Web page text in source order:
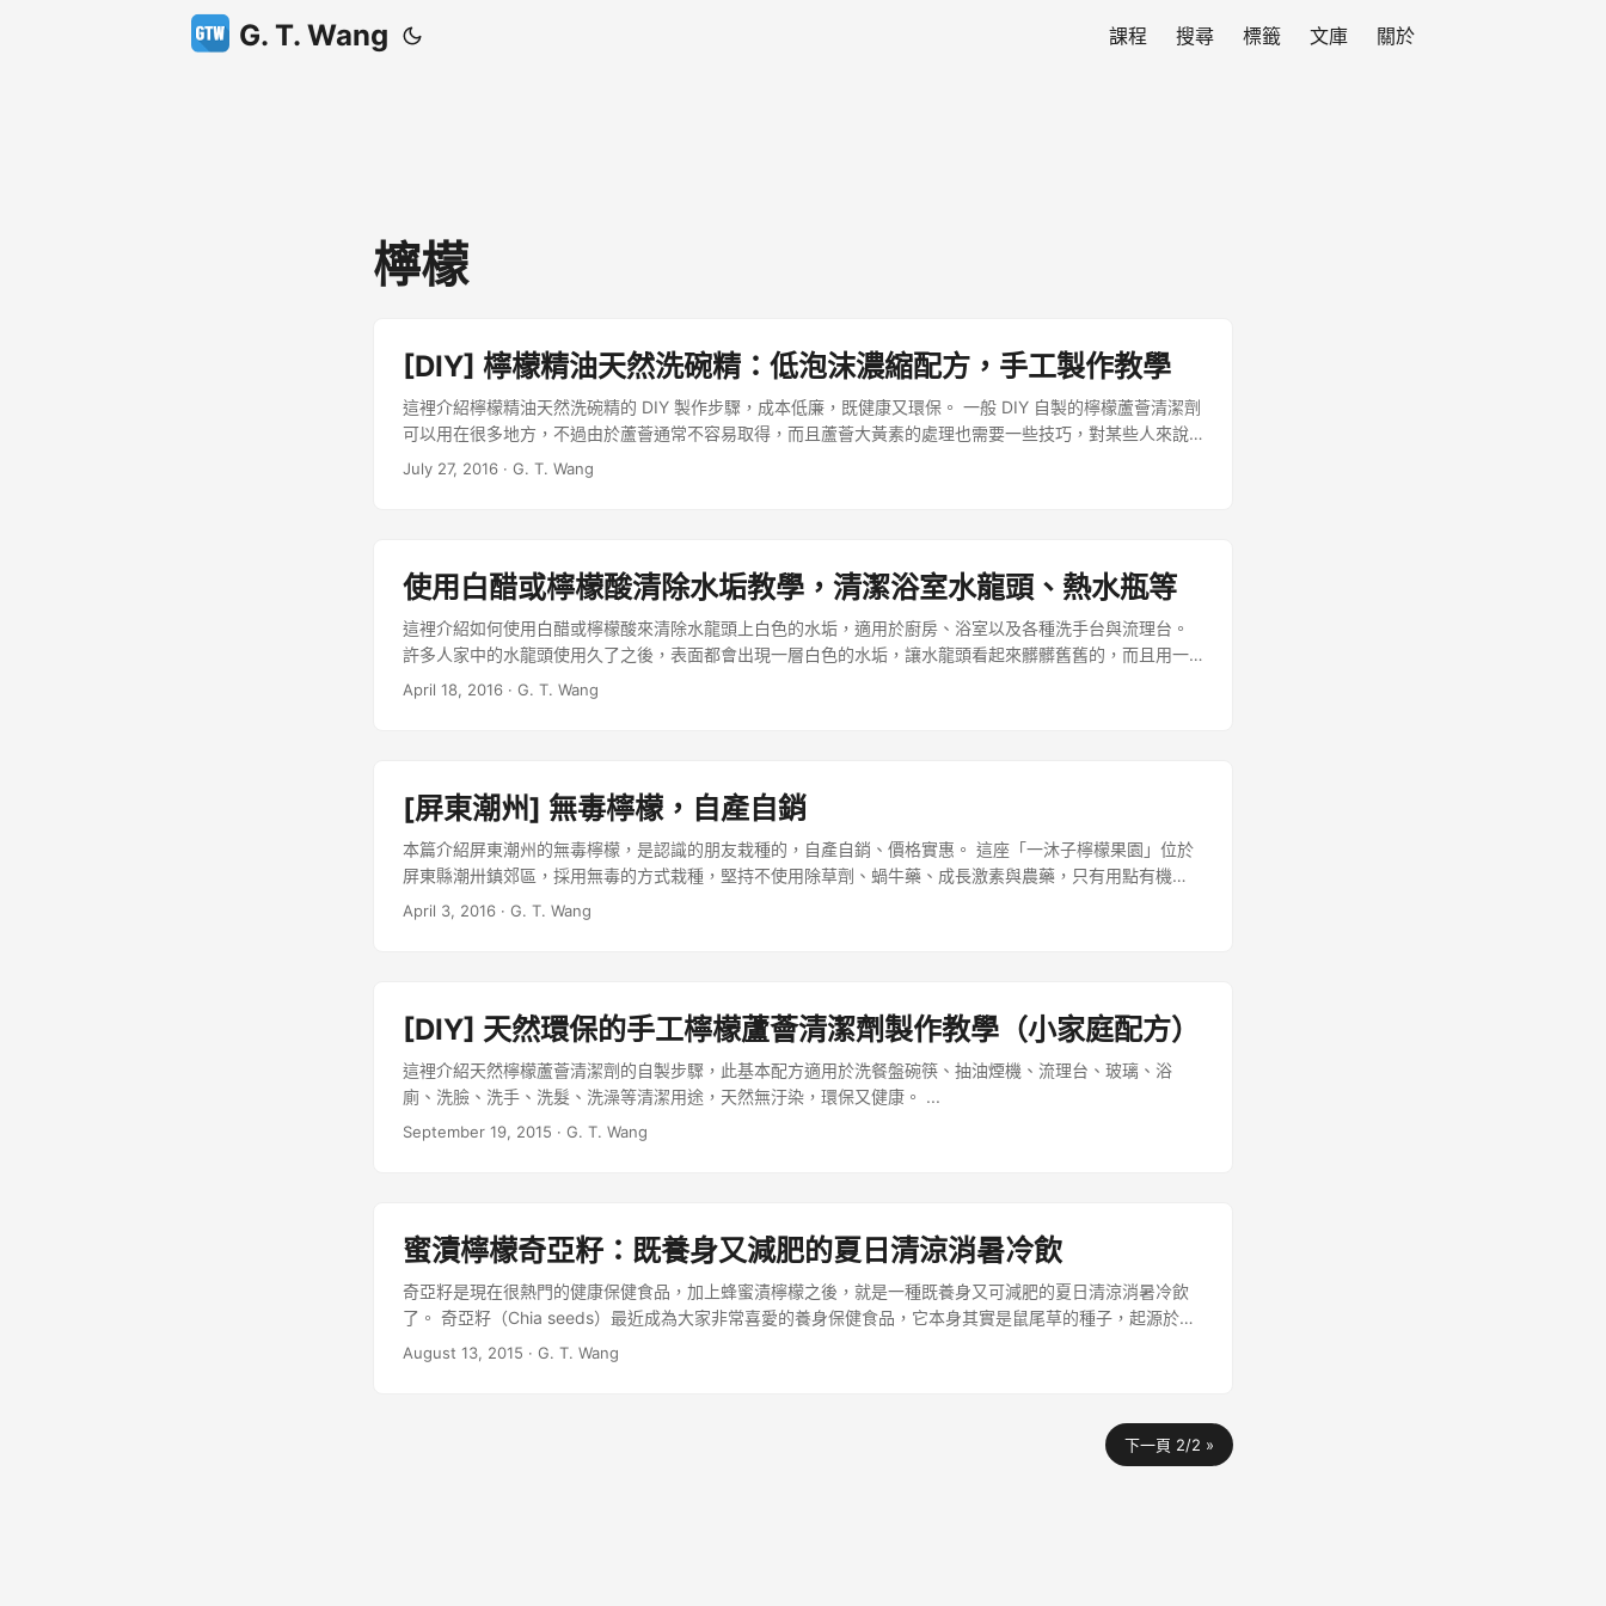
G. T. Wang 課程 搜尋 標籤 文庫 關於
檸檬
[DIY] 檸檬精油天然洗碗精：低泡沫濃縮配方，手工製作教學
這裡介紹檸檬精油天然洗碗精的 DIY 製作步驟，成本低廉，既健康又環保。 一般 DIY 自製的檸檬蘆薈清潔劑
可以用在很多地方，不過由於蘆薈通常不容易取得，而且蘆薈大黃素的處理也需要一些技巧，對某些人來說
要自行製作有蘆薈的清潔劑可能不是那麼方便。 ...
July 27, 2016 · G. T. Wang
使用白醋或檸檬酸清除水垢教學，清潔浴室水龍頭、熱水瓶等
這裡介紹如何使用白醋或檸檬酸來清除水龍頭上白色的水垢，適用於廚房、浴室以及各種洗手台與流理台。
許多人家中的水龍頭使用久了之後，表面都會出現一層白色的水垢，讓水龍頭看起來髒髒舊舊的，而且用一
般的清潔劑或肥皂也都很難把它刷洗乾淨。 ...
April 18, 2016 · G. T. Wang
[屏東潮州] 無毒檸檬，自產自銷
本篇介紹屏東潮州的無毒檸檬，是認識的朋友栽種的，自產自銷、價格實惠。 這座「一沐子檸檬果園」位於
屏東縣潮卅鎮郊區，採用無毒的方式栽種，堅持不使用除草劑、蝸牛藥、成長激素與農藥，只有用點有機
肥，讓檸檬自然生長，保護土壤的自然生命力。 ...
April 3, 2016 · G. T. Wang
[DIY] 天然環保的手工檸檬蘆薈清潔劑製作教學（小家庭配方）
這裡介紹天然檸檬蘆薈清潔劑的自製步驟，此基本配方適用於洗餐盤碗筷、抽油煙機、流理台、玻璃、浴
廁、洗臉、洗手、洗髮、洗澡等清潔用途，天然無汙染，環保又健康。 ...
September 19, 2015 · G. T. Wang
蜜漬檸檬奇亞籽：既養身又減肥的夏日清涼消暑冷飲
奇亞籽是現在很熱門的健康保健食品，加上蜂蜜漬檸檬之後，就是一種既養身又可減肥的夏日清涼消暑冷飲
了。 奇亞籽（Chia seeds）最近成為大家非常喜愛的養身保健食品，它本身其實是鼠尾草的種子，起源於墨
西哥南部和瓜地馬拉，早從西元前 3500 年就已有人們食用的紀錄，它還曾經是阿茲特克人和瑪雅人的主
August 13, 2015 · G. T. Wang
下一頁 2/2 »